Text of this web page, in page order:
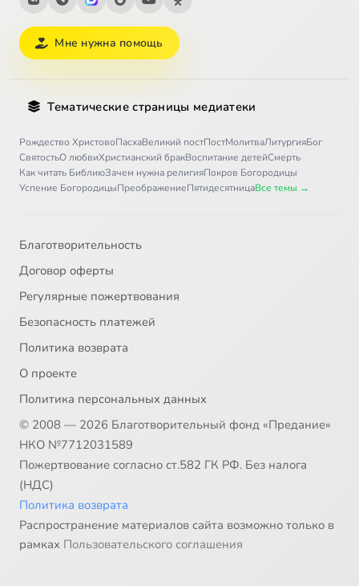
Мне нужна помощь
Тематические страницы медиатеки
Рождество ХристовоПасхаВеликий постПостМолитваЛитургияБог
СвятостьО любвиХристианский бракВоспитание детейСмерть
Как читать БиблиюЗачем нужна религияПокров Богородицы
Успение БогородицыПреображениеПятидесятницаВсе темы →
Благотворительность
Договор оферты
Регулярные пожертвования
Безопасность платежей
Политика возврата
О проекте
Политика персональных данных
© 2008 — 2026 Благотворительный фонд «Предание»
НКО №7712031589
Пожертвование согласно ст.582 ГК РФ. Без налога
(НДС)
Политика возврата
Распространение материалов сайта возможно только в
рамках Пользовательского соглашения